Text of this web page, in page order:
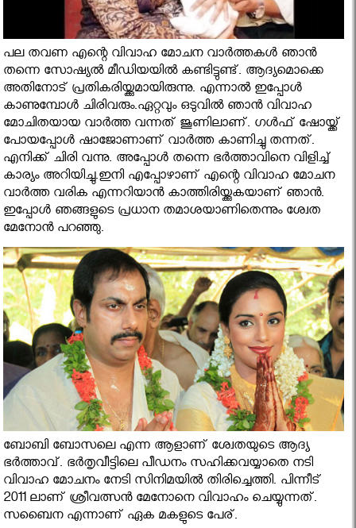
പല തവണ എന്റെ വിവാഹ മോചന വാര്‍ത്തകള്‍ ഞാന്‍
തന്നെ സോഷ്യല്‍ മീഡിയയില്‍ കണ്ടിട്ടുണ്ട്. ആദ്യമൊക്കെ
അതിനോട് പ്രതികരിയ്ക്കുമായിരുന്നു. എന്നാല്‍ ഇപ്പോള്‍
കാണുമ്പോള്‍ ചിരിവരും.ഏറ്റവും ഒടുവില്‍ ഞാന്‍ വിവാഹ
മോചിതയായ വാര്‍ത്ത വന്നത് ജൂണിലാണ്. ഗള്‍ഫ് ഷോയ്ക്ക്
പോയപ്പോള്‍ ഷാജോണാണ് വാര്‍ത്ത കാണിച്ചു തന്നത്.
എനിക്ക് ചിരി വന്നു. അപ്പോള്‍ തന്നെ ഭര്‍ത്താവിനെ വിളിച്ച്
കാര്യം അറിയിച്ചു.ഇനി എപ്പോഴാണ് എന്റെ വിവാഹ മോചന
വാര്‍ത്ത വരിക എന്നറിയാന്‍ കാത്തിരിയ്ക്കുകയാണ് ഞാന്‍.
ഇപ്പോള്‍ ഞങ്ങളുടെ പ്രധാന തമാശയാണിതെന്നും ശ്വേത
മേനോന്‍ പറഞ്ഞു.
ബോബി ബോസലെ എന്ന ആളാണ് ശ്വേതയുടെ ആദ്യ
ഭര്‍ത്താവ്. ഭര്‍തൃവീട്ടിലെ പീഡനം സഹിക്കവയ്യാതെ നടി
വിവാഹ മോചനം നേടി സിനിമയില്‍ തിരിച്ചെത്തി. പിന്നീട്
2011 ലാണ് ശ്രീവത്സന്‍ മേനോനെ വിവാഹം ചെയ്യുന്നത്.
സബൈന എന്നാണ് ഏക മകളുടെ പേര്.